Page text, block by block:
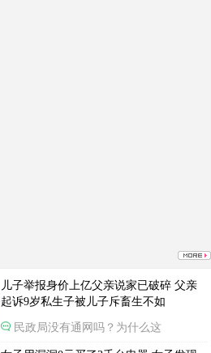
儿子举报身价上亿父亲说家已破碎 父亲
起诉9岁私生子被儿子斥畜生不如
民政局没有通网吗？为什么这